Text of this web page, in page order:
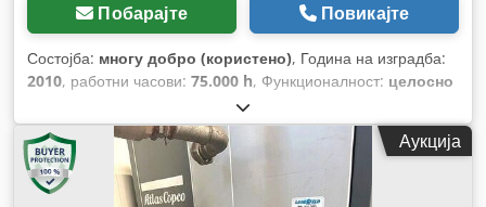
Побарајте Повикајте
Состојба: многу добро (користено), Година на изградба:
2010, работни часови: 75.000 h, Функционалност: целосно
Аукција